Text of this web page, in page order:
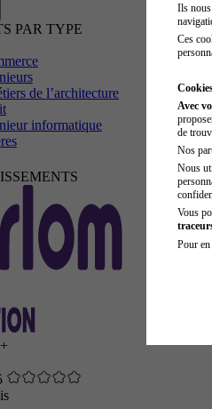
PAR TYPE
de l’architecture
informatique
Ils nous
Ces
Avec
de
Nos
Nous
Vous
Pour